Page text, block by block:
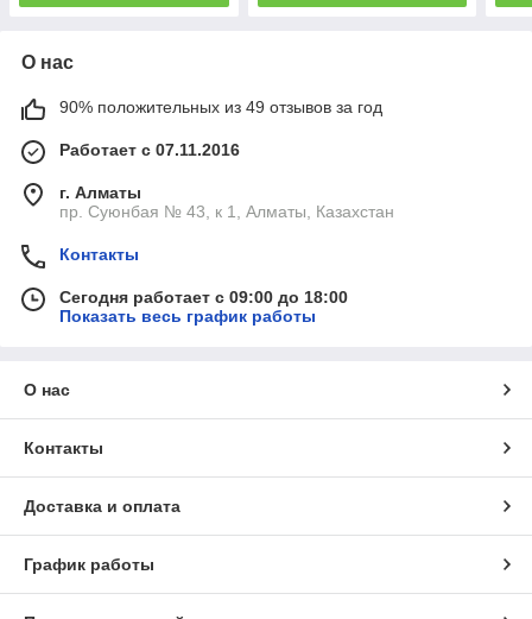
О нас
90% положительных из 49 отзывов за год
Работает с 07.11.2016
г. Алматы
пр. Суюнбая № 43, к 1, Алматы, Казахстан
Контакты
Сегодня работает с 09:00 до 18:00
Показать весь график работы
О нас
Контакты
Доставка и оплата
График работы